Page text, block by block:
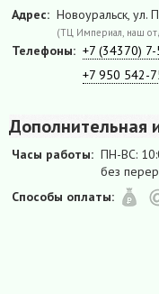
Адрес: Новоуральск, ул.
(ТЦ Империал, наш
Телефоны: +7 (34370)
+7 950 542-
Дополнительная
Часы работы: ПН-ВС:
без
Способы оплаты: